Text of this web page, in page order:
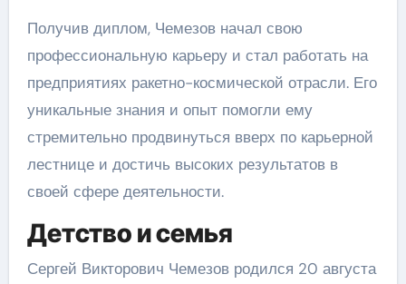
Получив диплом, Чемезов начал свою
профессиональную карьеру и стал работать на
предприятиях ракетно-космической отрасли. Его
уникальные знания и опыт помогли ему
стремительно продвинуться вверх по карьерной
лестнице и достичь высоких результатов в
своей сфере деятельности.
Детство и семья
Сергей Викторович Чемезов родился 20 августа